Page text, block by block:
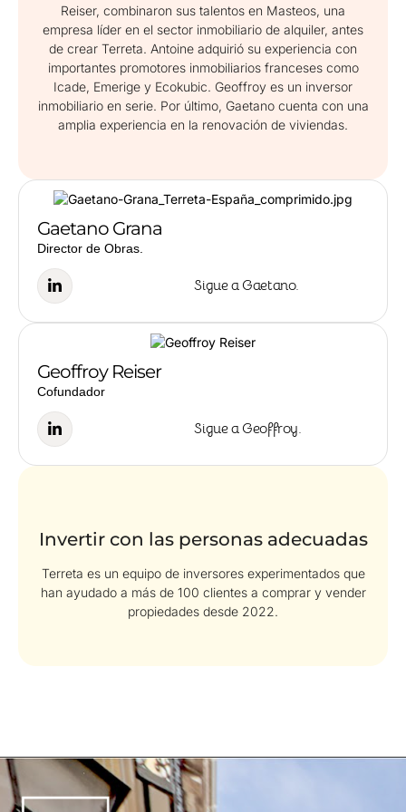
Gaetano Grana
Director de Obras.
Sigue a Gaetano.
Reiser, combinaron sus talentos en Masteos, una
empresa líder en el sector inmobiliario de alquiler, antes
de crear Terreta. Antoine adquirió su experiencia con
importantes promotores inmobiliarios franceses como
Icade, Emerige y Ecokubic. Geoffroy es un inversor
inmobiliario en serie. Por último, Gaetano cuenta con una
amplia experiencia en la renovación de viviendas.
Geoffroy Reiser
Cofundador
Sigue a Geoffroy.
Invertir con las personas adecuadas
Terreta es un equipo de inversores experimentados que
han ayudado a más de 100 clientes a comprar y vender
propiedades desde 2022.